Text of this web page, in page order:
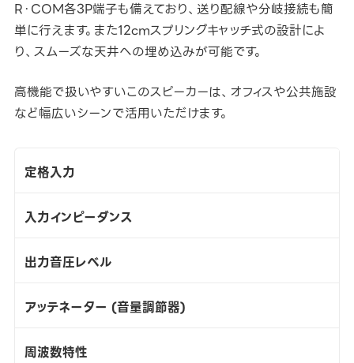
R・COM各3P端子も備えており、送り配線や分岐接続も簡
単に行えます。また12cmスプリングキャッチ式の設計によ
り、スムーズな天井への埋め込みが可能です。
高機能で扱いやすいこのスピーカーは、オフィスや公共施設
など幅広いシーンで活用いただけます。
定格入力
入力インピーダンス
出力音圧レベル
アッテネーター (音量調節器)
周波数特性